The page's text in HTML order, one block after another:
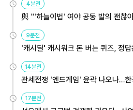
4분전
與 "'하늘이법' 여야 공동 발의 괜찮
9분전
'캐시딜' 캐시워크 돈 버는 퀴즈, 정
14분전
관세전쟁 '엔드게임' 윤곽 나오나…
17분전